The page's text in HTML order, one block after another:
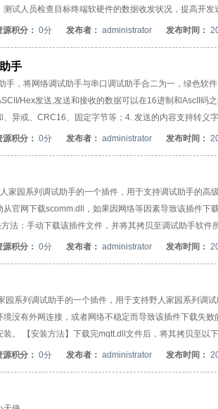
试人员检查目标终端软硬件的数据收发状况，提高开发
一个执行文件，适用于各版本Windows操作系统，不需
位等（支持自定义非标准波特率），支持各种软/硬件
议，支持UDP、TCP通信，集成服务端与客户端，作为
源积分： 0分 发布者： administrator 发布时间：
手
手，将网络调试助手与串口调试助手合二为一，绿色软
Hex发送,发送和接收的数据可以在16进制和AscII码
异或、CRC16、固定字节等；4. 发送的内容支持转义
加回车换行，启用该选项时，在发送AT指令时会自动
件导入数据用于发送；11.可定制发送框默认内容。 【
源积分： 0分 发布者： administrator 发布时间：
家园系列调试助手的一个插件，用于支持调试助手的
官网下载scomm.dll，如果因网络等因素导致该插件下
法：手动下载该插件文件，并将其拷贝至调试助手软
夹中，然后重启软件即可： ① 调试助手EXE文件所在的
源积分： 0分 发布者： administrator 发布时间：
园系列调试助手的一个插件，用于支持野人家园系列调
没有外网连接，或者网络不稳定而导致该插件下载失
。 【安装方法】下载完mqtt.dll文件后，将其拷贝至
文件夹(仅针对64位操作系统) ③
源积分： 0分 发布者： administrator 发布时间：